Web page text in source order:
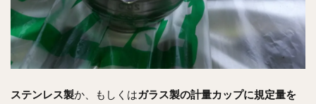
ステンレス製か、もしくはガラス製の計量カップに規定量を